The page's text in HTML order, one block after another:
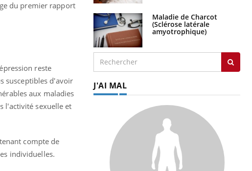
du premier rapport
reste
susceptibles d'avoir
aux maladies
l'activité sexuelle et
compte de
individuelles.
Maladie de Charcot
(Sclérose latérale
amyotrophique)
J'AI MAL